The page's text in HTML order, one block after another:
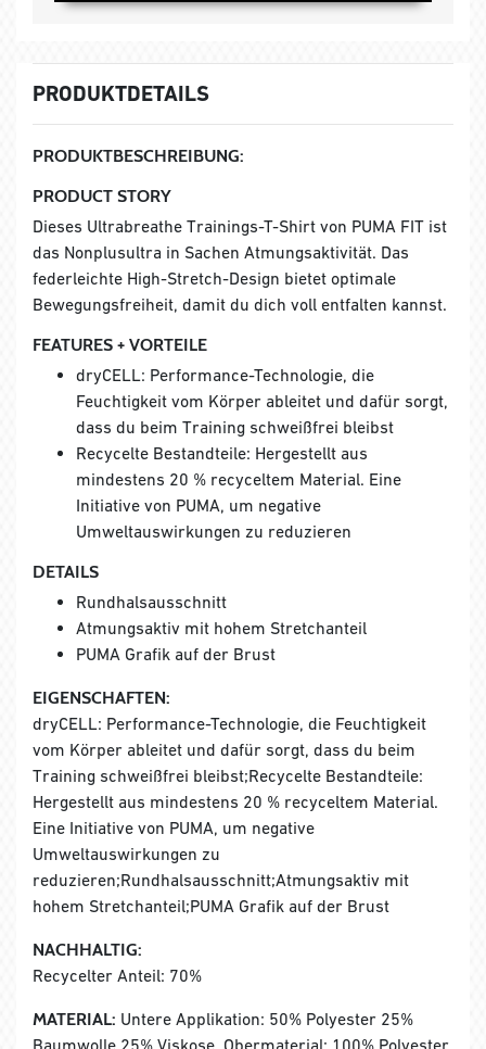
PRODUKTDETAILS
PRODUKTBESCHREIBUNG:
PRODUCT STORY
Dieses Ultrabreathe Trainings-T-Shirt von PUMA FIT ist
das Nonplusultra in Sachen Atmungsaktivität. Das
federleichte High-Stretch-Design bietet optimale
Bewegungsfreiheit, damit du dich voll entfalten kannst.
FEATURES + VORTEILE
dryCELL: Performance-Technologie, die
Feuchtigkeit vom Körper ableitet und dafür sorgt,
dass du beim Training schweißfrei bleibst
Recycelte Bestandteile: Hergestellt aus
mindestens 20 % recyceltem Material. Eine
Initiative von PUMA, um negative
Umweltauswirkungen zu reduzieren
DETAILS
Rundhalsausschnitt
Atmungsaktiv mit hohem Stretchanteil
PUMA Grafik auf der Brust
EIGENSCHAFTEN:
dryCELL: Performance-Technologie, die Feuchtigkeit
vom Körper ableitet und dafür sorgt, dass du beim
Training schweißfrei bleibst;Recycelte Bestandteile:
Hergestellt aus mindestens 20 % recyceltem Material.
Eine Initiative von PUMA, um negative
Umweltauswirkungen zu
reduzieren;Rundhalsausschnitt;Atmungsaktiv mit
hohem Stretchanteil;PUMA Grafik auf der Brust
NACHHALTIG:
Recycelter Anteil: 70%
MATERIAL: Untere Applikation: 50% Polyester 25%
Baumwolle 25% Viskose, Obermaterial: 100% Polyester